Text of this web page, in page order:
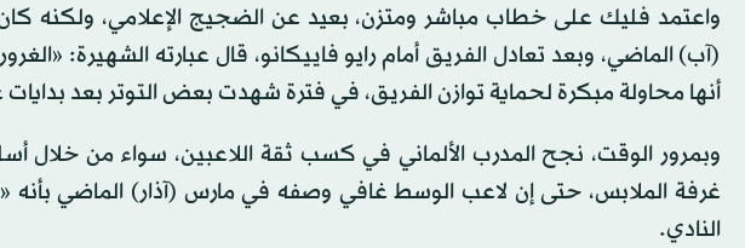
واعتمد فليك على خطاب مباشر ومتزن، بعيد عن الضجيج الإعلامي،
(آب) الماضي، وبعد تعادل الفريق أمام رايو فاييكانو، قال عبارته الشهيرة:
أنها محاولة مبكرة لحماية توازن الفريق، في فترة شهدت بعض التوتر بعد
وبمرور الوقت، نجح المدرب الألماني في كسب ثقة اللاعبين، سواء من خلال
غرفة الملابس، حتى إن لاعب الوسط غافي وصفه في مارس (آذار) الماضي
النادي.